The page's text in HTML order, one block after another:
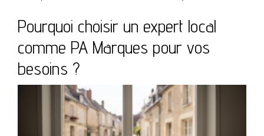
Pourquoi choisir un expert local
comme PA Marques pour vos
besoins ?